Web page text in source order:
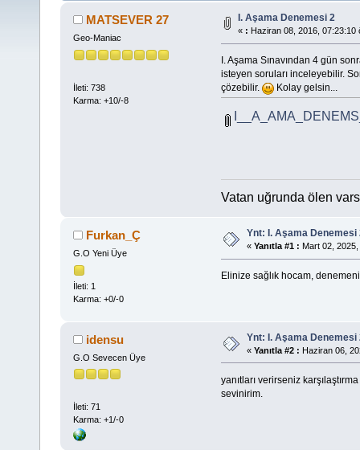
MATSEVER 27
Geo-Maniac
İleti: 738
Karma: +10/-8
I. Aşama Denemesi 2
« : Haziran 08, 2016, 07:23:10
I. Aşama Sınavından 4 gün
isteyen soruları inceleyebilir.
çözebilir.
Kolay gelsin...
Vatan uğrunda ölen
Furkan_Ç
G.O Yeni Üye
İleti: 1
Karma: +0/-0
Ynt: I. Aşama Denemesi
« Yanıtla #1 : Mart 02,
Elinize sağlık hocam,
idensu
G.O Sevecen Üye
İleti: 71
Karma: +1/-0
Ynt: I. Aşama Denemesi
« Yanıtla #2 : Haziran 06,
yanıtları verirseniz
sevinirim.